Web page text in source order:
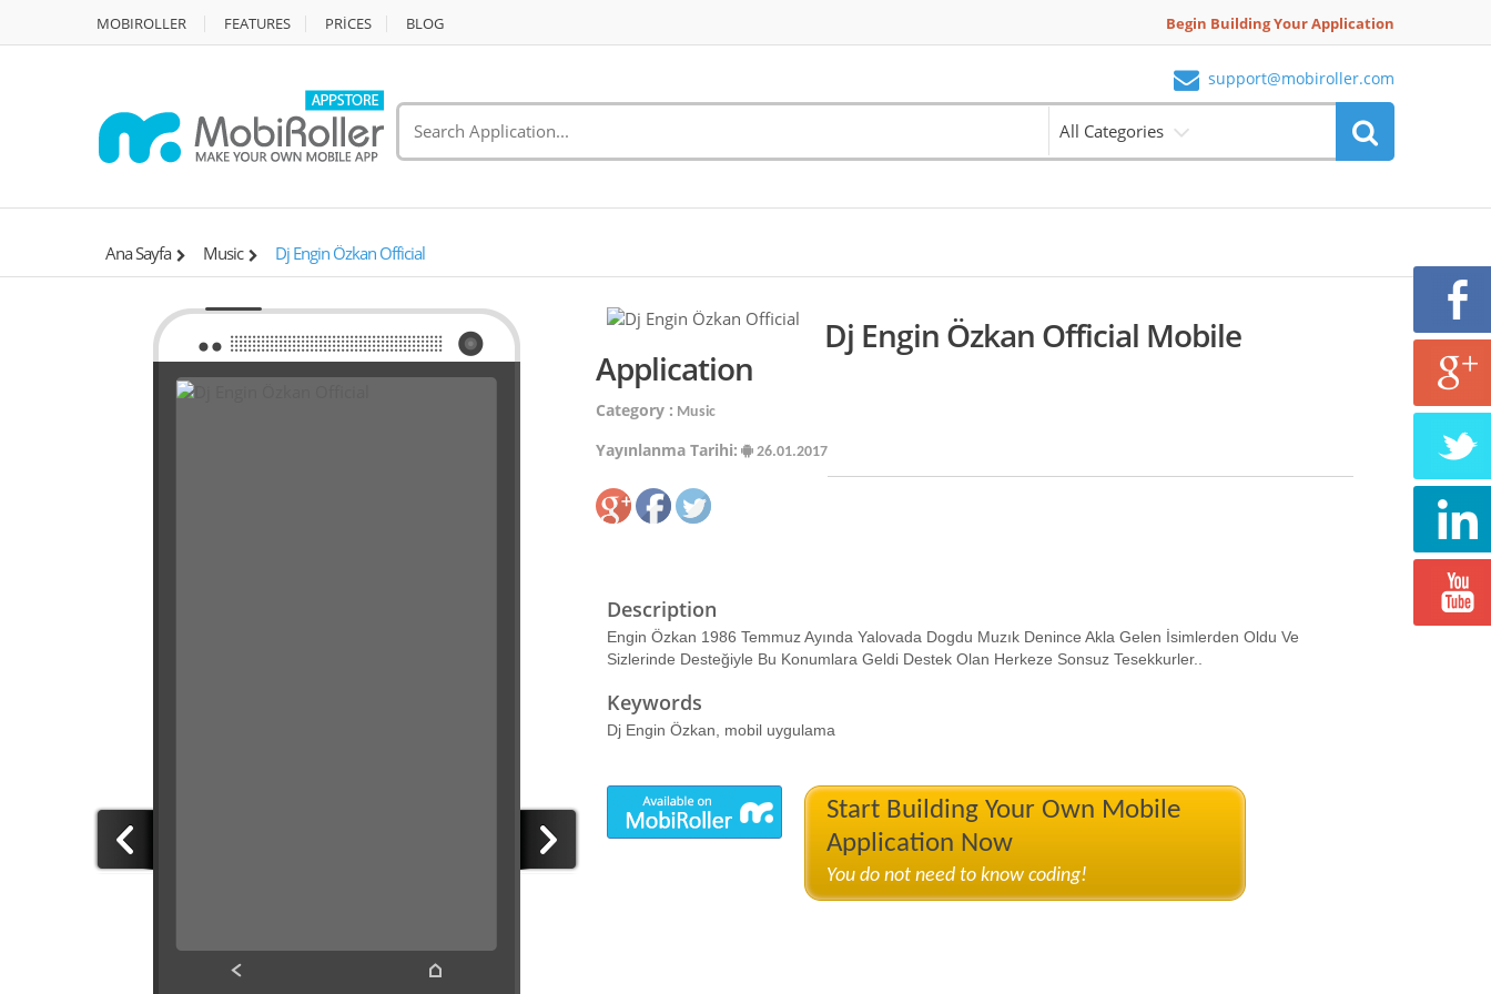
MOBIROLLER FEATURES PRİCES BLOG Begin Building Your Application
support@mobiroller.com
All Categories
Ana Sayfa Music Dj Engin Özkan Official
Dj Engin Özkan Official Mobile
Application
Category : Music
Yayınlanma Tarihi: 26.01.2017
Description
Engin Özkan 1986 Temmuz Ayında Yalovada Dogdu Muzık Denince Akla Gelen İsimlerden Oldu Ve
Sizlerinde Desteğiyle Bu Konumlara Geldi Destek Olan Herkeze Sonsuz Tesekkurler..
Keywords
Dj Engin Özkan, mobil uygulama
Start Building Your Own Mobile
Application Now
You do not need to know coding!